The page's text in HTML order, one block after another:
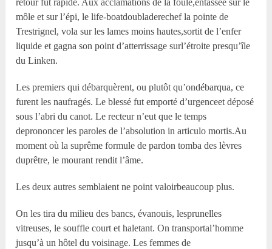
retour fut rapide. Aux acclamations de la foule,entassée sur le
môle et sur l’épi, le life-boatdoubladerechef la pointe de
Trestrignel, vola sur les lames moins hautes,sortit de l’enfer
liquide et gagna son point d’atterrissage surl’étroite presqu’île
du Linken.
Les premiers qui débarquèrent, ou plutôt qu’ondébarqua, ce
furent les naufragés. Le blessé fut emporté d’urgenceet déposé
sous l’abri du canot. Le recteur n’eut que le temps
deprononcer les paroles de l’absolution in articulo mortis.Au
moment où la suprême formule de pardon tomba des lèvres
duprêtre, le mourant rendit l’âme.
Les deux autres semblaient ne point valoirbeaucoup plus.
On les tira du milieu des bancs, évanouis, lesprunelles
vitreuses, le souffle court et haletant. On transportal’homme
jusqu’à un hôtel du voisinage. Les femmes de